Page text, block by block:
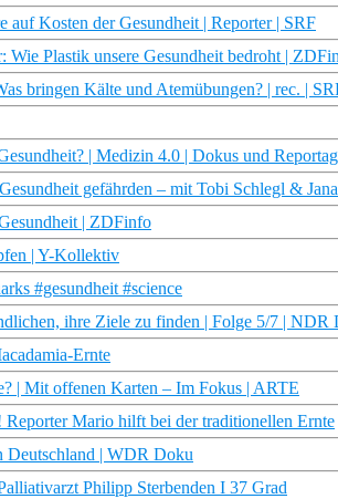
auf Kosten der Gesundheit | Reporter | SRF
Plastik unsere Gesundheit bedroht |
bringen Kälte und Atemübungen? | rec. |
| Medizin 4.0 | Dokus und
gefährden – mit Tobi Schlegl &
| ZDFinfo
| Y-Kollektiv
#gesundheit #science
ihre Ziele zu finden | Folge 5/7 | NDR
Ernte
| Mit offenen Karten – Im Fokus | ARTE
Mario hilft bei der traditionellen Ernte
Deutschland | WDR Doku
Philipp Sterbenden I 37 Grad